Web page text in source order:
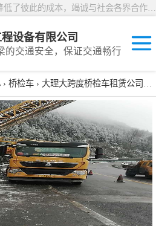
设备有限公司
的交通安全，保证交通畅行
› 桥检车 › 大理大跨度桥检车租赁公司：道路安全的隐形守护者解析